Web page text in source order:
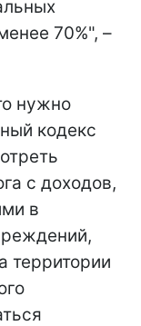
70%", –
нужно
кодекс
с доходов,
в
территории